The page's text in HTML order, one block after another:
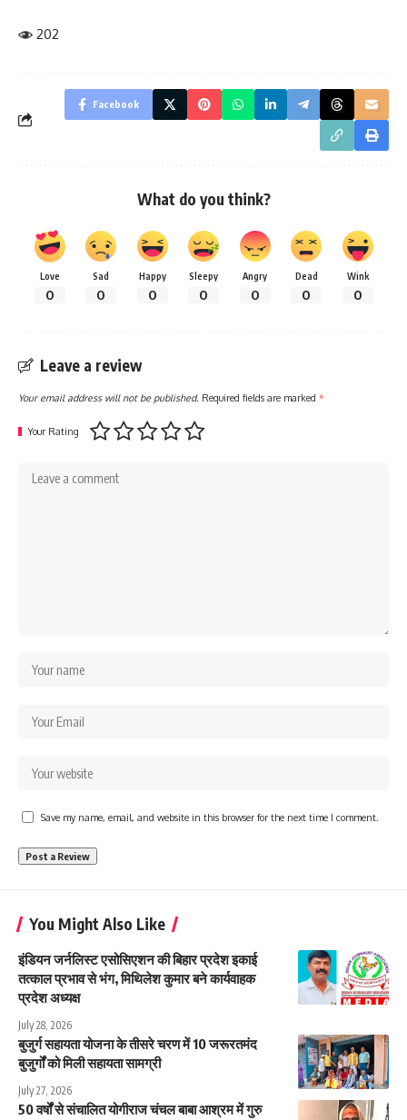
202
Facebook
What do you think?
Love
0
Sad
0
Happy
0
Sleepy
0
Angry
0
Dead
0
Wink
0
Leave a review
Your email address will not be published. Required fields are marked *
Your Rating
Save my name, email, and website in this browser for the next time I comment.
You Might Also Like
इंडियन जर्नलिस्ट एसोसिएशन की बिहार प्रदेश इकाई
तत्काल प्रभाव से भंग, मिथिलेश कुमार बने कार्यवाहक
प्रदेश अध्यक्ष
July 28, 2026
बुजुर्ग सहायता योजना के तीसरे चरण में 10 जरूरतमंद
बुजुर्गों को मिली सहायता सामग्री
July 27, 2026
50 वर्षों से संचालित योगीराज चंचल बाबा आश्रम में गुरु